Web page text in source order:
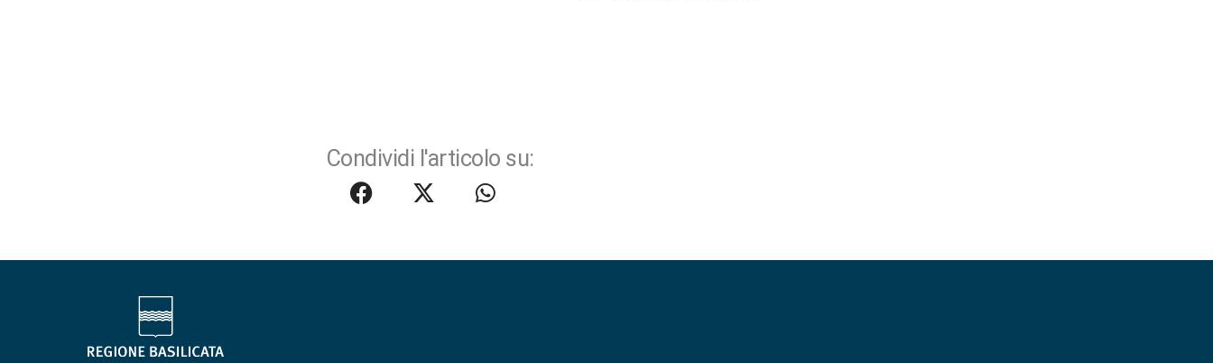
Condividi l'articolo su: